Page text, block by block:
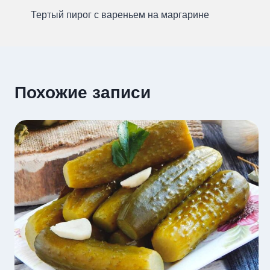
по
Тертый пирог с вареньем на маргарине
Похожие записи